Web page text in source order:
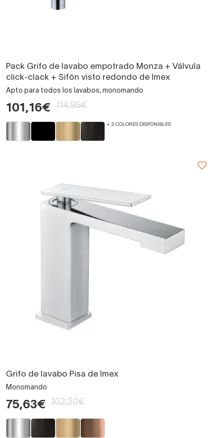
Pack Grifo de lavabo empotrado Monza + Válvula
click-clack + Sifón visto redondo de Imex
Apto para todos los lavabos, monomando
101,16€ 114,95€
+ 2 COLORES DISPONIBLES
Grifo de lavabo Pisa de Imex
Monomando
75,63€ 102,20€